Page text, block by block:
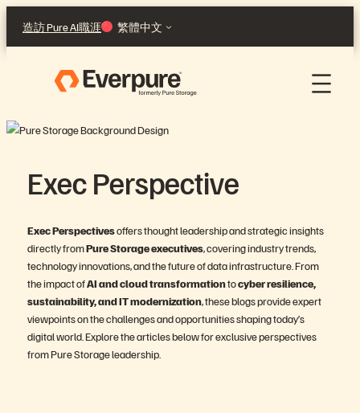
主
造訪 Pure AI職涯 繁體中文
Exec Perspective
Exec Perspectivesoffers thought leadership and strategic insights
directly fromPure Storage executives, covering industry trends,
technology innovations, and the future of data infrastructure. From
the impact ofAI and cloud transformationtocyber resilience,
sustainability, and IT modernization, these blogs provide expert
viewpoints on the challenges and opportunities shaping today’s
digital world. Explore the articles below for exclusive perspectives
from Pure Storage leadership.